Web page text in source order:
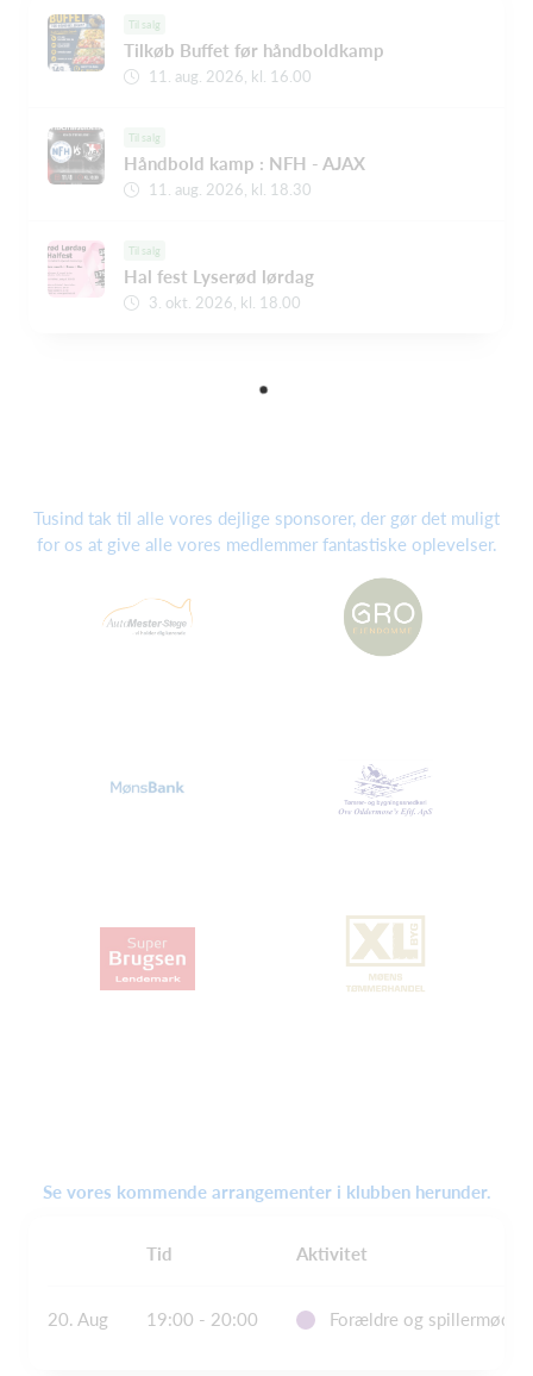
Til salg
Tilkøb Buffet før håndboldkamp
11. aug. 2026, kl. 16.00
Til salg
Håndbold kamp : NFH - AJAX
11. aug. 2026, kl. 18.30
Til salg
Hal fest Lyserød lørdag
3. okt. 2026, kl. 18.00
Tusind tak til alle vores dejlige sponsorer, der gør det muligt
for os at give alle vores medlemmer fantastiske oplevelser.
Se vores kommende arrangementer i klubben herunder.
Tid Aktivitet
20. Aug 19:00 - 20:00 Forældre og spillermøde